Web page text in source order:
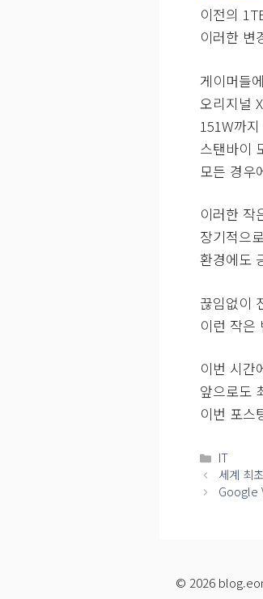
이전의
이러한 변
게이머들
오리지널
151W까
스탠바이
모든 경우
이러한 작
장기적으
환경에도
끊임없이
이런 작은
이번 시간
앞으로도
이번 포스
카
테
고
IT
세계 최
Google
© 2026